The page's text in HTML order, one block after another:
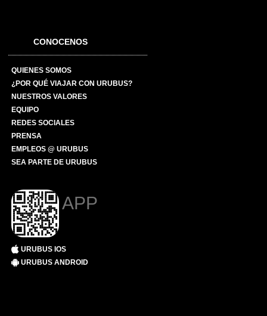
CONOCENOS
QUIENES SOMOS
¿POR QUÉ VIAJAR CON URUBUS?
NUESTROS VALORES
EQUIPO
REDES SOCIALES
PRENSA
EMPLEOS @ URUBUS
SEA PARTE DE URUBUS
APP
URUBUS IOS
URUBUS ANDROID